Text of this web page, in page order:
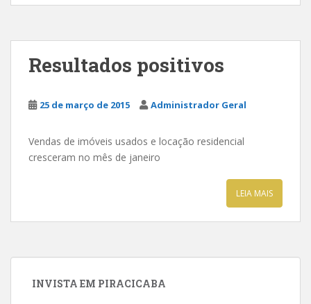
Resultados positivos
25 de março de 2015 Administrador Geral
Vendas de imóveis usados e locação residencial
cresceram no mês de janeiro
LEIA MAIS
INVISTA EM PIRACICABA